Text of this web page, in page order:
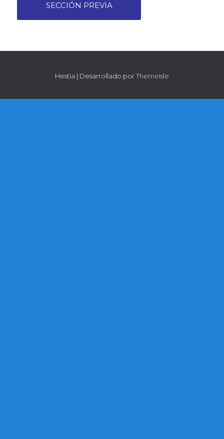
SECCIÓN PREVIA
Hestia | Desarrollado porThemeIsle